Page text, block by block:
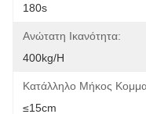
180s
Ανώτατη Ικανότητα:
400kg/h
Κατάλληλο Μήκος
≤15cm